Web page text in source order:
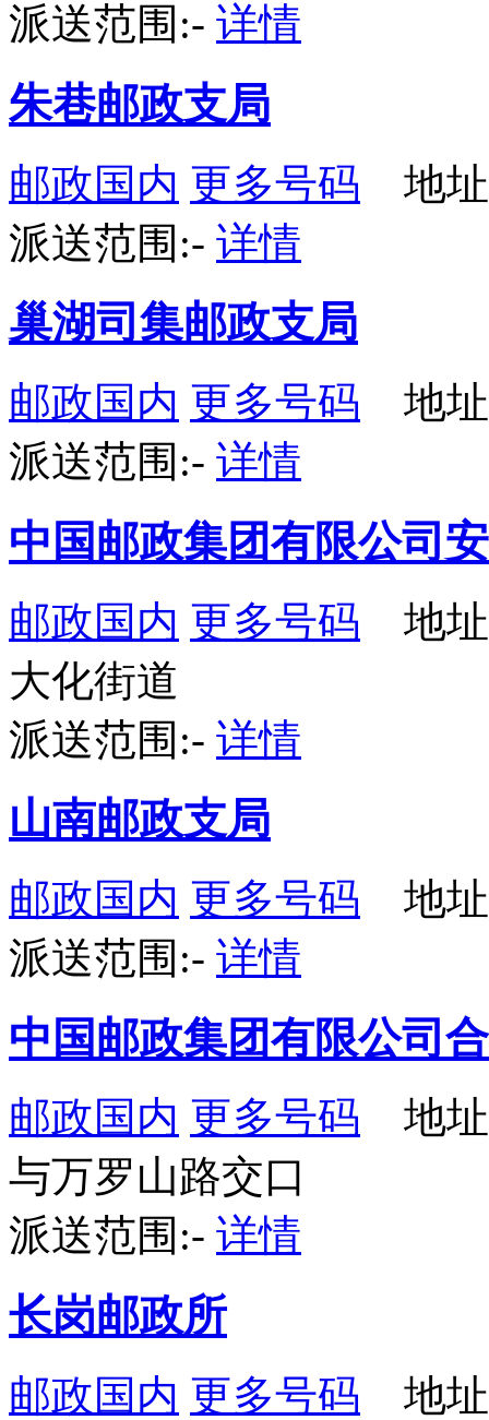
派送范围:- 详情
朱巷邮政支局
邮政国内 更多号码 地址
派送范围:- 详情
巢湖司集邮政支局
邮政国内 更多号码 地址
派送范围:- 详情
中国邮政集团有限公司
邮政国内 更多号码 地址
大化街道
派送范围:- 详情
山南邮政支局
邮政国内 更多号码 地址
派送范围:- 详情
中国邮政集团有限公司
邮政国内 更多号码 地址
与万罗山路交口
派送范围:- 详情
长岗邮政所
邮政国内 更多号码 地址